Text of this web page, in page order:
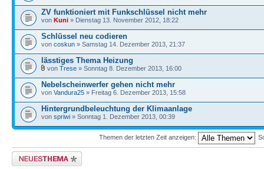
ZV funktioniert mit Funkschlüssel nicht mehr
von Kuni » Dienstag 13. November 2012, 18:22
Schlüssel neu codieren
von coskun » Samstag 14. Dezember 2013, 21:37
lässtiges Thema Heizung
von Trese » Sonntag 8. Dezember 2013, 16:00
Nebelscheinwerfer gehen nicht mehr
von Vandura25 » Freitag 6. Dezember 2013, 15:58
Hintergrundbeleuchtung der Klimaanlage
von spriwi » Sonntag 1. Dezember 2013, 00:39
Themen der letzten Zeit anzeigen:
Neues Thema erstellen